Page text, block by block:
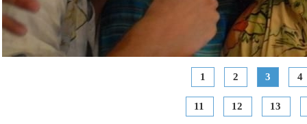
1 2 3 4
11 12 13